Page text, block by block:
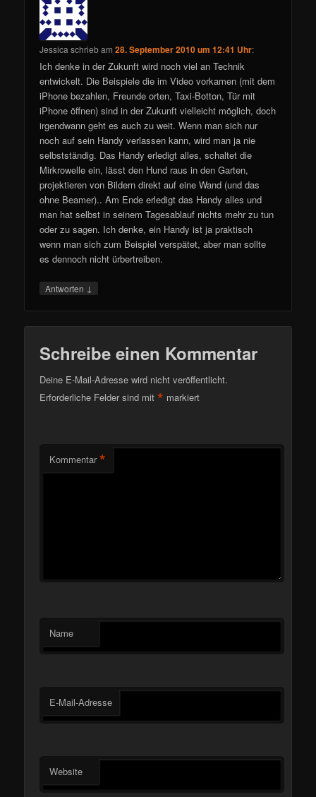
Jessica schriebam28. September 2010 um 12:41 Uhr:
Ich denke in der Zukunft wird noch viel an Technik
entwickelt. Die Beispiele die im Video vorkamen (mit dem
iPhone bezahlen, Freunde orten, Taxi-Botton, Tür mit
iPhone öffnen) sind in der Zukunft vielleicht möglich, doch
irgendwann geht es auch zu weit. Wenn man sich nur
noch auf sein Handy verlassen kann, wird man ja nie
selbstständig. Das Handy erledigt alles, schaltet die
Mirkrowelle ein, lässt den Hund raus in den Garten,
projektieren von Bildern direkt auf eine Wand (und das
ohne Beamer).. Am Ende erledigt das Handy alles und
man hat selbst in seinem Tagesablauf nichts mehr zu tun
oder zu sagen. Ich denke, ein Handy ist ja praktisch
wenn man sich zum Beispiel verspätet, aber man sollte
es dennoch nicht ürbertreiben.
Antworten ↓
Schreibe einen Kommentar
Deine E-Mail-Adresse wird nicht veröffentlicht.
Erforderliche Felder sind mit* markiert
Kommentar *
Name
E-Mail-Adresse
Website